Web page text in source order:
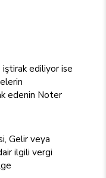
ediliyor ise
edenin Noter
Gelir veya
ilgili vergi